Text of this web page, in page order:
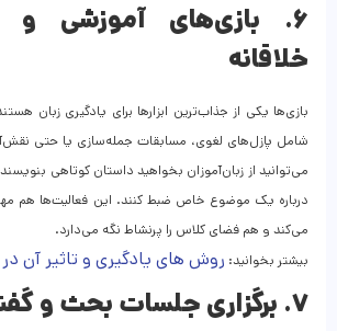
۶. بازی‌های آموزشی و
خلاقانه
بازی‌ها یکی از جذاب‌ترین ابزارها برای یادگیری زبان
شامل پازل‌های لغوی، مسابقات جمله‌سازی یا حتی
می‌توانید از زبان‌آموزان بخواهید داستان کوتاهی
درباره یک موضوع خاص ضبط کنند. این فعالیت‌ها هم
می‌کند و هم فضای کلاس را پرنشاط نگه می‌دارد.
بیشتر بخوانید: روش‌ های یادگیری و تاثیر آن
۷. برگزاری جلسات بحث و گفتگو